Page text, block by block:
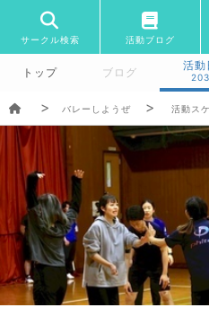
サークル検索 活動ブログ
トップ ブログ
活動
203
バレーしようぜ 活動ス